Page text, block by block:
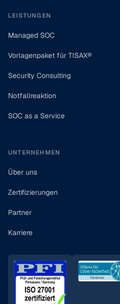
LEISTUNGEN
Managed SOC
Vorlagenpaket für TISAX®
Security Consulting
Notfallreaktion
SOC as a Service
UNTERNEHMEN
Über uns
Zertifizierungen
Partner
Karriere